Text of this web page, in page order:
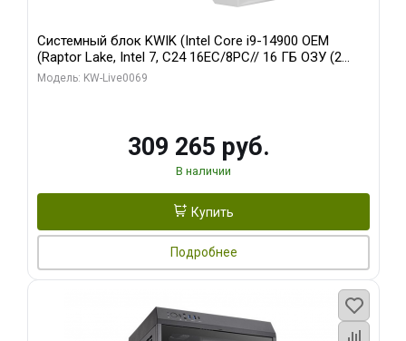
Системный блок KWIK (Intel Core i9-14900 OEM
(Raptor Lake, Intel 7, C24 16EC/8PC// 16 ГБ ОЗУ (2
модуля)/ ASUS RTX5080 PROART OC 16GB GDDR7
Модель: KW-Live0069
309 265 руб.
В наличии
Купить
Подробнее